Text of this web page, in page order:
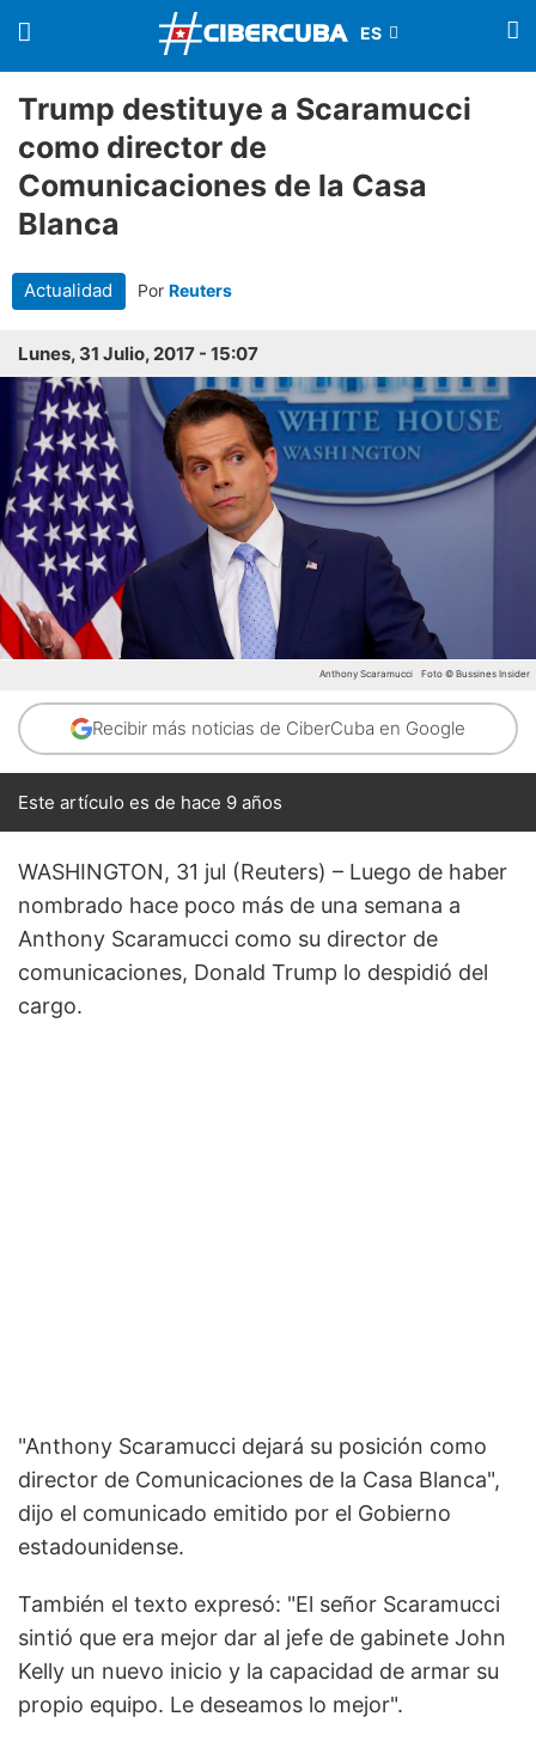
Trump destituye a Scaramucci
como director de
Comunicaciones de la Casa
Blanca
Actualidad Por Reuters
Lunes, 31 Julio, 2017 - 15:07
Anthony Scaramucci Foto © Bussines Insider
Recibir más noticias de CiberCuba en Google
Este artículo es de hace 9 años
WASHINGTON, 31 jul (Reuters) – Luego de haber
nombrado hace poco más de una semana a
Anthony Scaramucci como su director de
comunicaciones, Donald Trump lo despidió del
cargo.
"Anthony Scaramucci dejará su posición como
director de Comunicaciones de la Casa Blanca",
dijo el comunicado emitido por el Gobierno
estadounidense.
También el texto expresó: "El señor Scaramucci
sintió que era mejor dar al jefe de gabinete John
Kelly un nuevo inicio y la capacidad de armar su
propio equipo. Le deseamos lo mejor".